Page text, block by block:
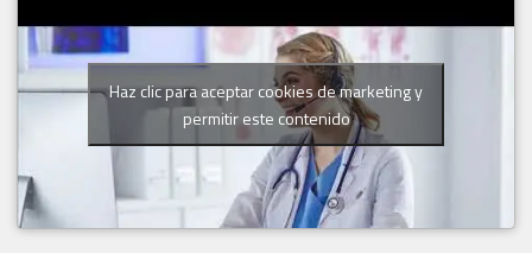
Haz clic para aceptar cookies de marketing y
permitir este contenido